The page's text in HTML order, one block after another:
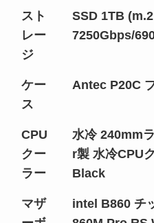
スト
レー
ジ
SSD 1TB
7250Gbps/
ケー
ス
Antec P20C
CPU
クー
ラー
水冷 240mm
r製 水冷CPU
Black
マザ
intel B860 チ